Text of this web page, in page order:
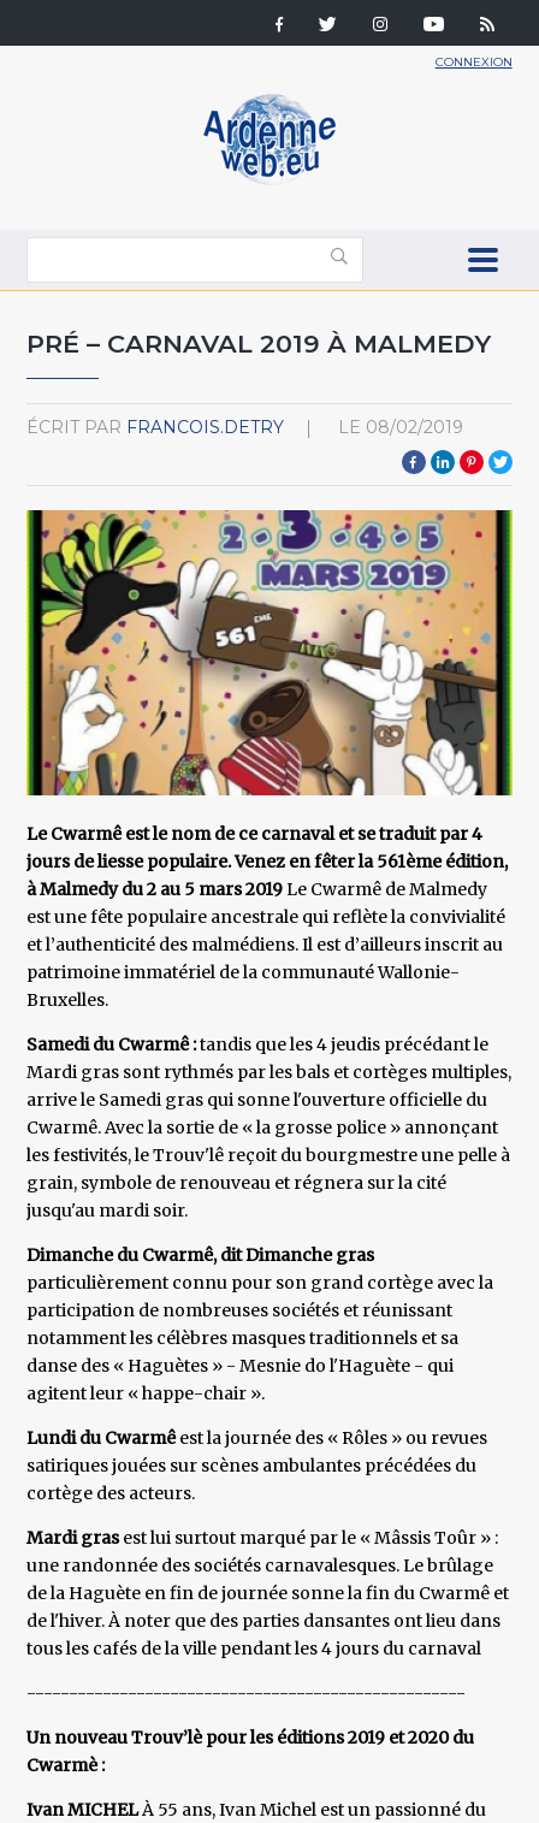
CONNEXION
PRÉ – CARNAVAL 2019 À MALMEDY
ÉCRIT PAR FRANCOIS.DETRY LE 08/02/2019
Le Cwarmê est le nom de ce carnaval et se traduit par 4
jours de liesse populaire. Venez en fêter la 561ème édition,
à Malmedy du 2 au 5 mars 2019Le Cwarmê de Malmedy
est une fête populaire ancestrale qui reflète la convivialité
et l’authenticité des malmédiens. Il est d’ailleurs inscrit au
patrimoine immatériel de la communauté Wallonie-
Bruxelles.
Samedi du Cwarmê :tandis que les 4 jeudis précédant le
Mardi gras sont rythmés par les bals et cortèges multiples,
arrive le Samedi gras qui sonne l'ouverture officielle du
Cwarmê. Avec la sortie de « la grosse police » annonçant
les festivités, le Trouv'lê reçoit du bourgmestre une pelle à
grain, symbole de renouveau et régnera sur la cité
jusqu'au mardi soir.
Dimanche du Cwarmê, dit Dimanche gras
particulièrement connu pour son grand cortège avec la
participation de nombreuses sociétés et réunissant
notamment les célèbres masques traditionnels et sa
danse des « Haguètes » - Mesnie do l'Haguète - qui
agitent leur « happe-chair ».
Lundi du Cwarmêest la journée des « Rôles » ou revues
satiriques jouées sur scènes ambulantes précédées du
cortège des acteurs.
Mardi grasest lui surtout marqué par le « Mâssis Toûr » :
une randonnée des sociétés carnavalesques. Le brûlage
de la Haguète en fin de journée sonne la fin du Cwarmê et
de l'hiver. À noter que des parties dansantes ont lieu dans
tous les cafés de la ville pendant les 4 jours du carnaval
----------------------------------------------------
Un nouveau Trouv’lè pour les éditions 2019 et 2020 du
Cwarmè :
Ivan MICHELÀ 55 ans, Ivan Michel est un passionné du